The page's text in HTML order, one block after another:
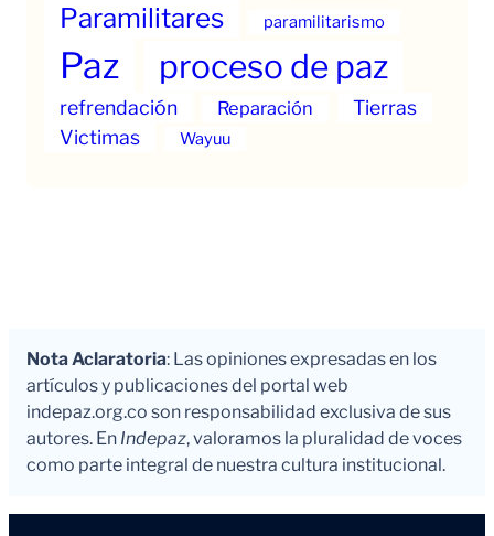
Paramilitares paramilitarismo
Paz proceso de paz
refrendación Reparación
Tierras
Victimas
Wayuu
Nota Aclaratoria: Las opiniones expresadas en los
artículos y publicaciones del portal web
indepaz.org.co son responsabilidad exclusiva de sus
autores. En Indepaz, valoramos la pluralidad de voces
como parte integral de nuestra cultura institucional.